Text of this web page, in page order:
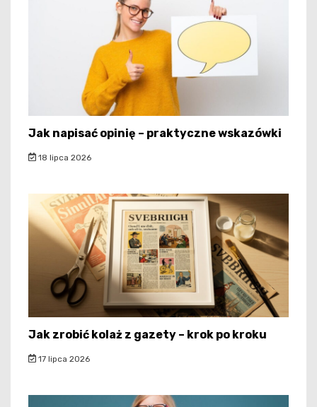
Jak napisać opinię – praktyczne wskazówki
18 lipca 2026
Jak zrobić kolaż z gazety – krok po kroku
17 lipca 2026